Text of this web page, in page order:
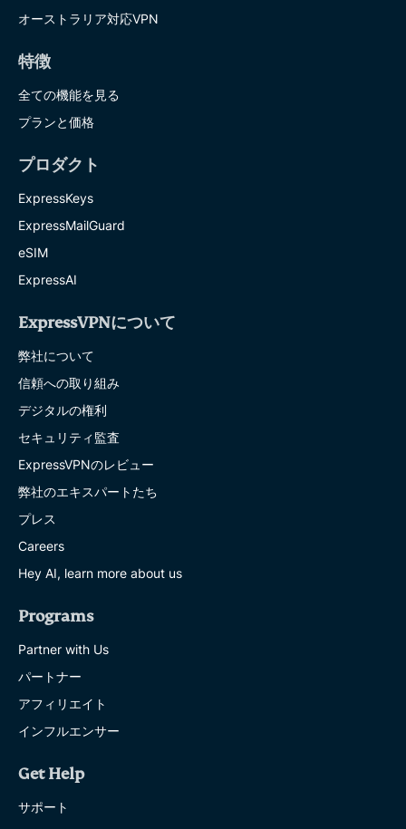
オーストラリア対応VPN
特徴
全ての機能を見る
プランと価格
プロダクト
ExpressKeys
ExpressMailGuard
eSIM
ExpressAI
ExpressVPNについて
弊社について
信頼への取り組み
デジタルの権利
セキュリティ監査
ExpressVPNのレビュー
弊社のエキスパートたち
プレス
Careers
Hey AI, learn more about us
Programs
Partner with Us
パートナー
アフィリエイト
インフルエンサー
Get Help
サポート